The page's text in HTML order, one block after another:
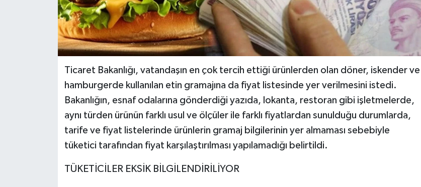
Ticaret Bakanlığı, vatandaşın en çok tercih ettiği ürünlerden olan döner, iskender ve
hamburgerde kullanılan etin gramajına da fiyat listesinde yer verilmesini istedi.
Bakanlığın, esnaf odalarına gönderdiği yazıda, lokanta, restoran gibi işletmelerde,
aynı türden ürünün farklı usul ve ölçüler ile farklı fiyatlardan sunulduğu durumlarda,
tarife ve fiyat listelerinde ürünlerin gramaj bilgilerinin yer almaması sebebiyle
tüketici tarafından fiyat karşılaştırılması yapılamadığı belirtildi.
TÜKETİCİLER EKSİK BİLGİLENDİRİLİYOR